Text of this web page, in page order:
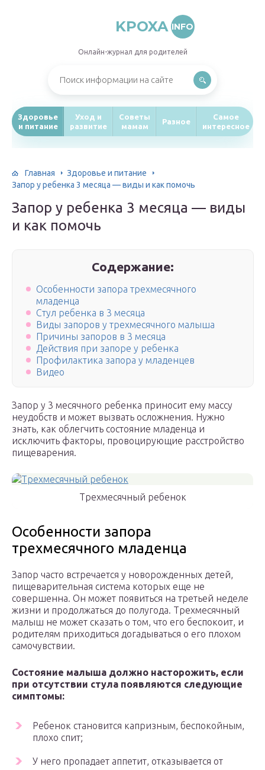
KPOXA INFO
Онлайн-журнал для родителей
Здоровье
и питание
Уход и
развитие
Советы
мамам
Разное
Самое
интересное
Главная
Здоровье и питание
Запор у ребенка 3 месяца — виды и как помочь
Запор у ребенка 3 месяца — виды
и как помочь
Содержание:
Особенности запора трехмесячного
младенца
Стул ребенка в 3 месяца
Виды запоров у трехмесячного малыша
Причины запоров в 3 месяца
Действия при запоре у ребенка
Профилактика запора у младенцев
Видео
Запор у 3 месячного ребенка приносит ему массу
неудобств и может вызвать осложнения. Нужно
знать, как облегчить состояние младенца и
исключить факторы, провоцирующие расстройство
пищеварения.
Трехмесячный ребенок
Особенности запора
трехмесячного младенца
Запор часто встречается у новорожденных детей,
пищеварительная система которых еще не
совершенна. Он может появиться на третьей неделе
жизни и продолжаться до полугода. Трехмесячный
малыш не может сказать о том, что его беспокоит, и
родителям приходиться догадываться о его плохом
самочувствии.
Состояние малыша должно насторожить, если
при отсутствии стула появляются следующие
симптомы:
Ребенок становится капризным, беспокойным,
плохо спит;
У него пропадает аппетит, отказывается от